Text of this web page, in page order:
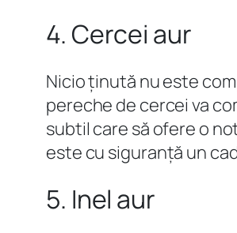
4. Cercei aur
Nicio ținută nu este
pereche de cercei va
subtil care să ofere o
este cu siguranță un
5. Inel aur